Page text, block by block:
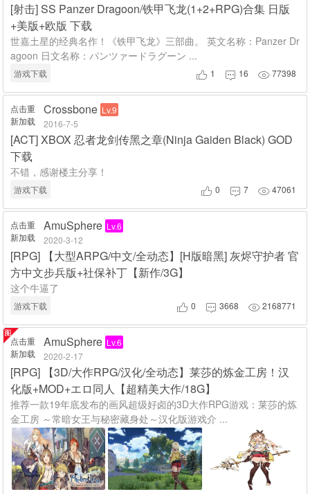
[射击] SS Panzer Dragoon/铁甲飞龙(1+2+RPG)合集 日版
+美版+欧版 下载
世嘉土星的经典名作！《铁甲飞龙》三部曲。 英文名称：Panzer Dr
agoon 日文名称：パンツァードラグーン ...
游戏下载  1  16 77398
点击重
新加载
Crossbone Lv.9
2016-7-5
[ACT]XBOX 忍者龙剑传黑之章(Ninja Gaiden Black) GOD
下载
不错，感谢楼主分享！
游戏下载  0  7 47061
点击重
新加载
AmuSphere Lv.6
2020-3-12
[RPG] 【大型ARPG/中文/全动态】[H版暗黑] 灰烬守护者 官
方中文步兵版+社保补丁【新作/3G】
这个牛逼了
游戏下载  0  3668 2168771
点击重
新加载
AmuSphere Lv.6
2020-2-17
[RPG] 【3D/大作RPG/汉化/全动态】莱莎的炼金工房！汉
化版+MOD+エロ同人【超精美大作/18G】
推荐一款19年底发布的画风超级好卤的3D大作RPG游戏：莱莎的炼
金工房 ～常暗女王与秘密藏身处～汉化版游戏介 ...